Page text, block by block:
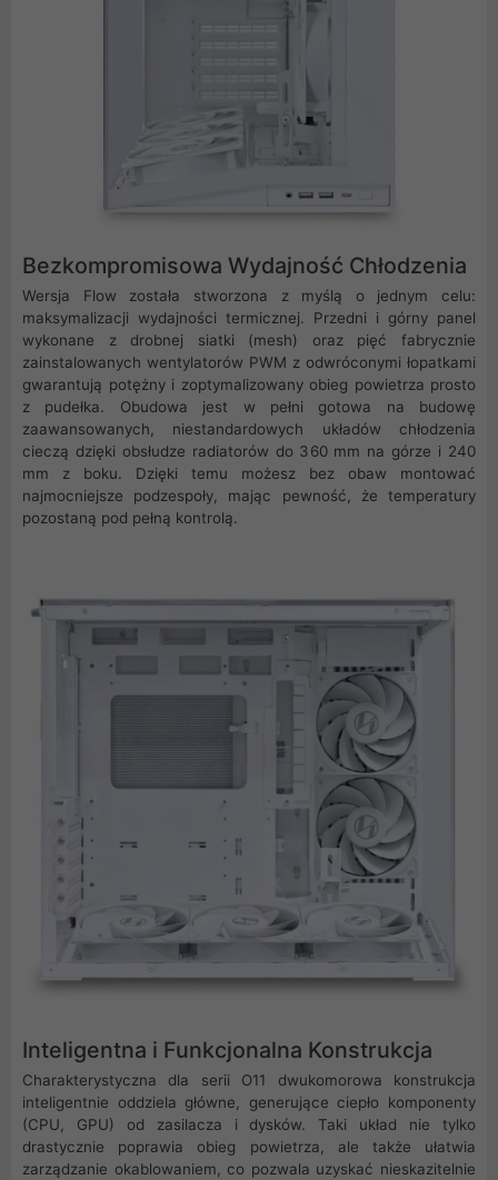
Bezkompromisowa Wydajność Chłodzenia
Wersja Flow została stworzona z myślą o jednym celu:
maksymalizacji wydajności termicznej. Przedni i górny panel
wykonane z drobnej siatki (mesh) oraz pięć fabrycznie
zainstalowanych wentylatorów PWM z odwróconymi łopatkami
gwarantują potężny i zoptymalizowany obieg powietrza prosto
z pudełka. Obudowa jest w pełni gotowa na budowę
zaawansowanych, niestandardowych układów chłodzenia
cieczą dzięki obsłudze radiatorów do 360 mm na górze i 240
mm z boku. Dzięki temu możesz bez obaw montować
najmocniejsze podzespoły, mając pewność, że temperatury
pozostaną pod pełną kontrolą.
Inteligentna i Funkcjonalna Konstrukcja
Charakterystyczna dla serii O11 dwukomorowa konstrukcja
inteligentnie oddziela główne, generujące ciepło komponenty
(CPU, GPU) od zasilacza i dysków. Taki układ nie tylko
drastycznie poprawia obieg powietrza, ale także ułatwia
zarządzanie okablowaniem, co pozwala uzyskać nieskazitelnie